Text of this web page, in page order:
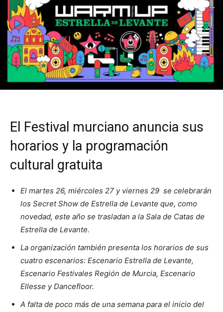
El Festival murciano anuncia sus
horarios y la programación
cultural gratuita
El martes 26, miércoles 27 y viernes 29 se celebrarán
los Secret Show de Estrella de Levante que, como
novedad, este año se trasladan a la Sala de Catas de
Estrella de Levante.
La organización también presenta los horarios de sus
cuatro escenarios: Escenario Estrella de Levante,
Escenario Festivales Región de Murcia, Escenario
Ellesse y Dancefloor.
A falta de poco más de una semana para el inicio del